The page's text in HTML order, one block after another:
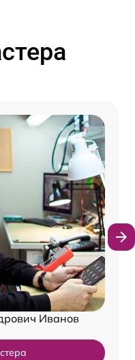
Иванов